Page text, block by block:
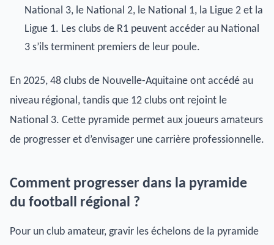
National 3, le National 2, le National 1, la Ligue 2 et la
Ligue 1. Les clubs de R1 peuvent accéder au National
3 s’ils terminent premiers de leur poule.
En 2025, 48 clubs de Nouvelle-Aquitaine ont accédé au
niveau régional, tandis que 12 clubs ont rejoint le
National 3. Cette pyramide permet aux joueurs amateurs
de progresser et d’envisager une carrière professionnelle.
Comment progresser dans la pyramide
du football régional ?
Pour un club amateur, gravir les échelons de la pyramide